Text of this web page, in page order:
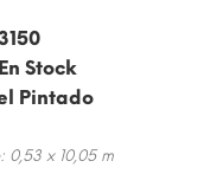
En Stock
Pintado
x 10,05 m